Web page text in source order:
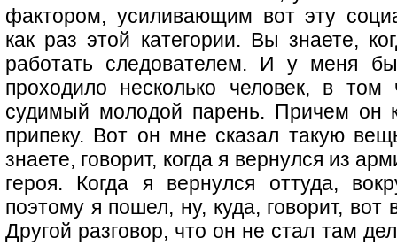
фактором, усиливающим вот эту
как раз этой категории. Вы знаете,
работать следователем. И у меня
проходило несколько человек, в
судимый молодой парень. Причем он
припеку. Вот он мне сказал такую
знаете, говорит, когда я вернулся из
героя. Когда я вернулся оттуда,
поэтому я пошел, ну, куда, говорит,
Другой разговор, что он не стал там